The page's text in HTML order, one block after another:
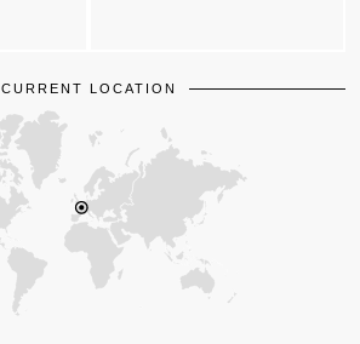
CURRENT LOCATION